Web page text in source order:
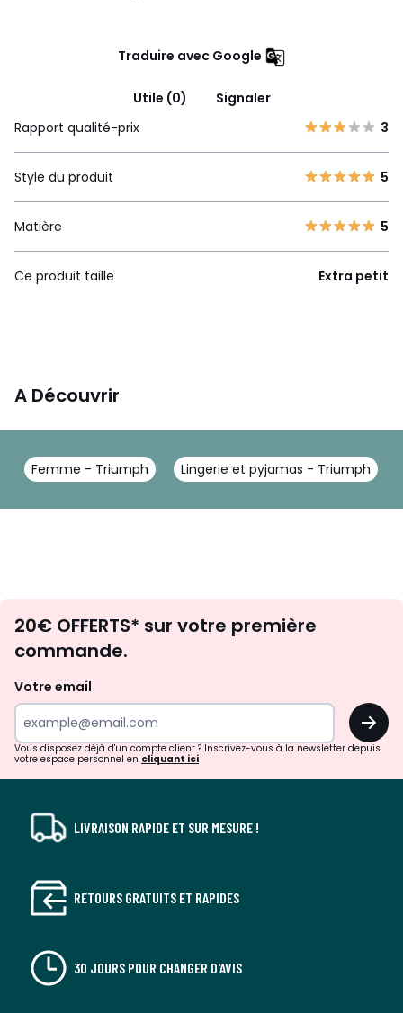
Traduire avec Google
Utile (0)
Signaler
Rapport qualité-prix
3
Style du produit 5
Matière 5
Ce produit taille Extra petit
A Découvrir
Femme - Triumph Lingerie et pyjamas - Triumph
d'inspirations
surprises?
20€ OFFERTS* sur votre première
commande.
Votre email
OK
Vous disposez déjà d'un compte client ? Inscrivez-vous à la newsletter depuis
votre espace personnel en cliquant ici
LIVRAISON RAPIDE ET SUR MESURE !
RETOURS GRATUITS ET RAPIDES
30 JOURS POUR CHANGER D'AVIS